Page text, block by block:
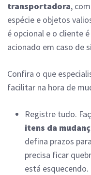
transportadora,
espécie e objetos
é opcional e o cliente
acionado em caso de
Confira o que
facilitar na hora de
Registre tudo.
itens da
defina prazos
precisa ficar
está esquecendo.